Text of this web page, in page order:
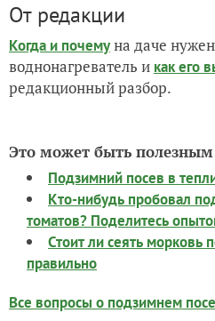
От редакции
Когда и почемуна даче
воднонагреватель и как его
редакционный разбор.
Это может быть
Подзимний посев в
Кто-нибудь пробовал
томатов? Поделитесь
Стоит ли сеять морковь
правильно
Все вопросы о подзимнем